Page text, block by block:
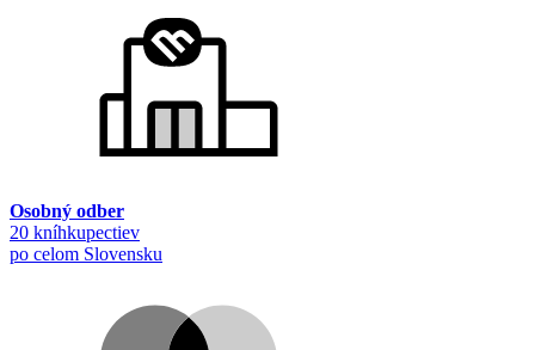
Osobný odber
20 kníhkupectiev
po celom Slovensku